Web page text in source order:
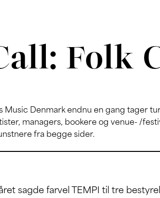
Folk
Music Denmark endnu en gang tager
managers, bookere og venue- /
fra begge sider.
sagde farvel TEMPI til tre